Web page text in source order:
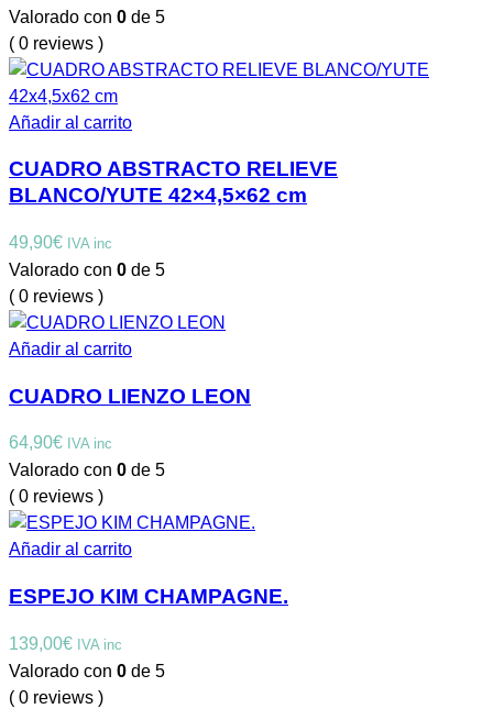
Valorado con 0 de 5
( 0 reviews )
Añadir al carrito
CUADRO ABSTRACTO RELIEVE
BLANCO/YUTE 42×4,5×62 cm
49,90€ IVA inc
Valorado con 0 de 5
( 0 reviews )
Añadir al carrito
CUADRO LIENZO LEON
64,90€ IVA inc
Valorado con 0 de 5
( 0 reviews )
Añadir al carrito
ESPEJO KIM CHAMPAGNE.
139,00€ IVA inc
Valorado con 0 de 5
( 0 reviews )